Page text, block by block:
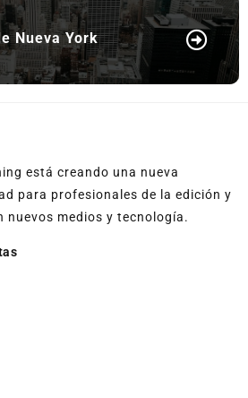
Nueva York
está creando una nueva
para profesionales de la edición y
nuevos medios y tecnología.